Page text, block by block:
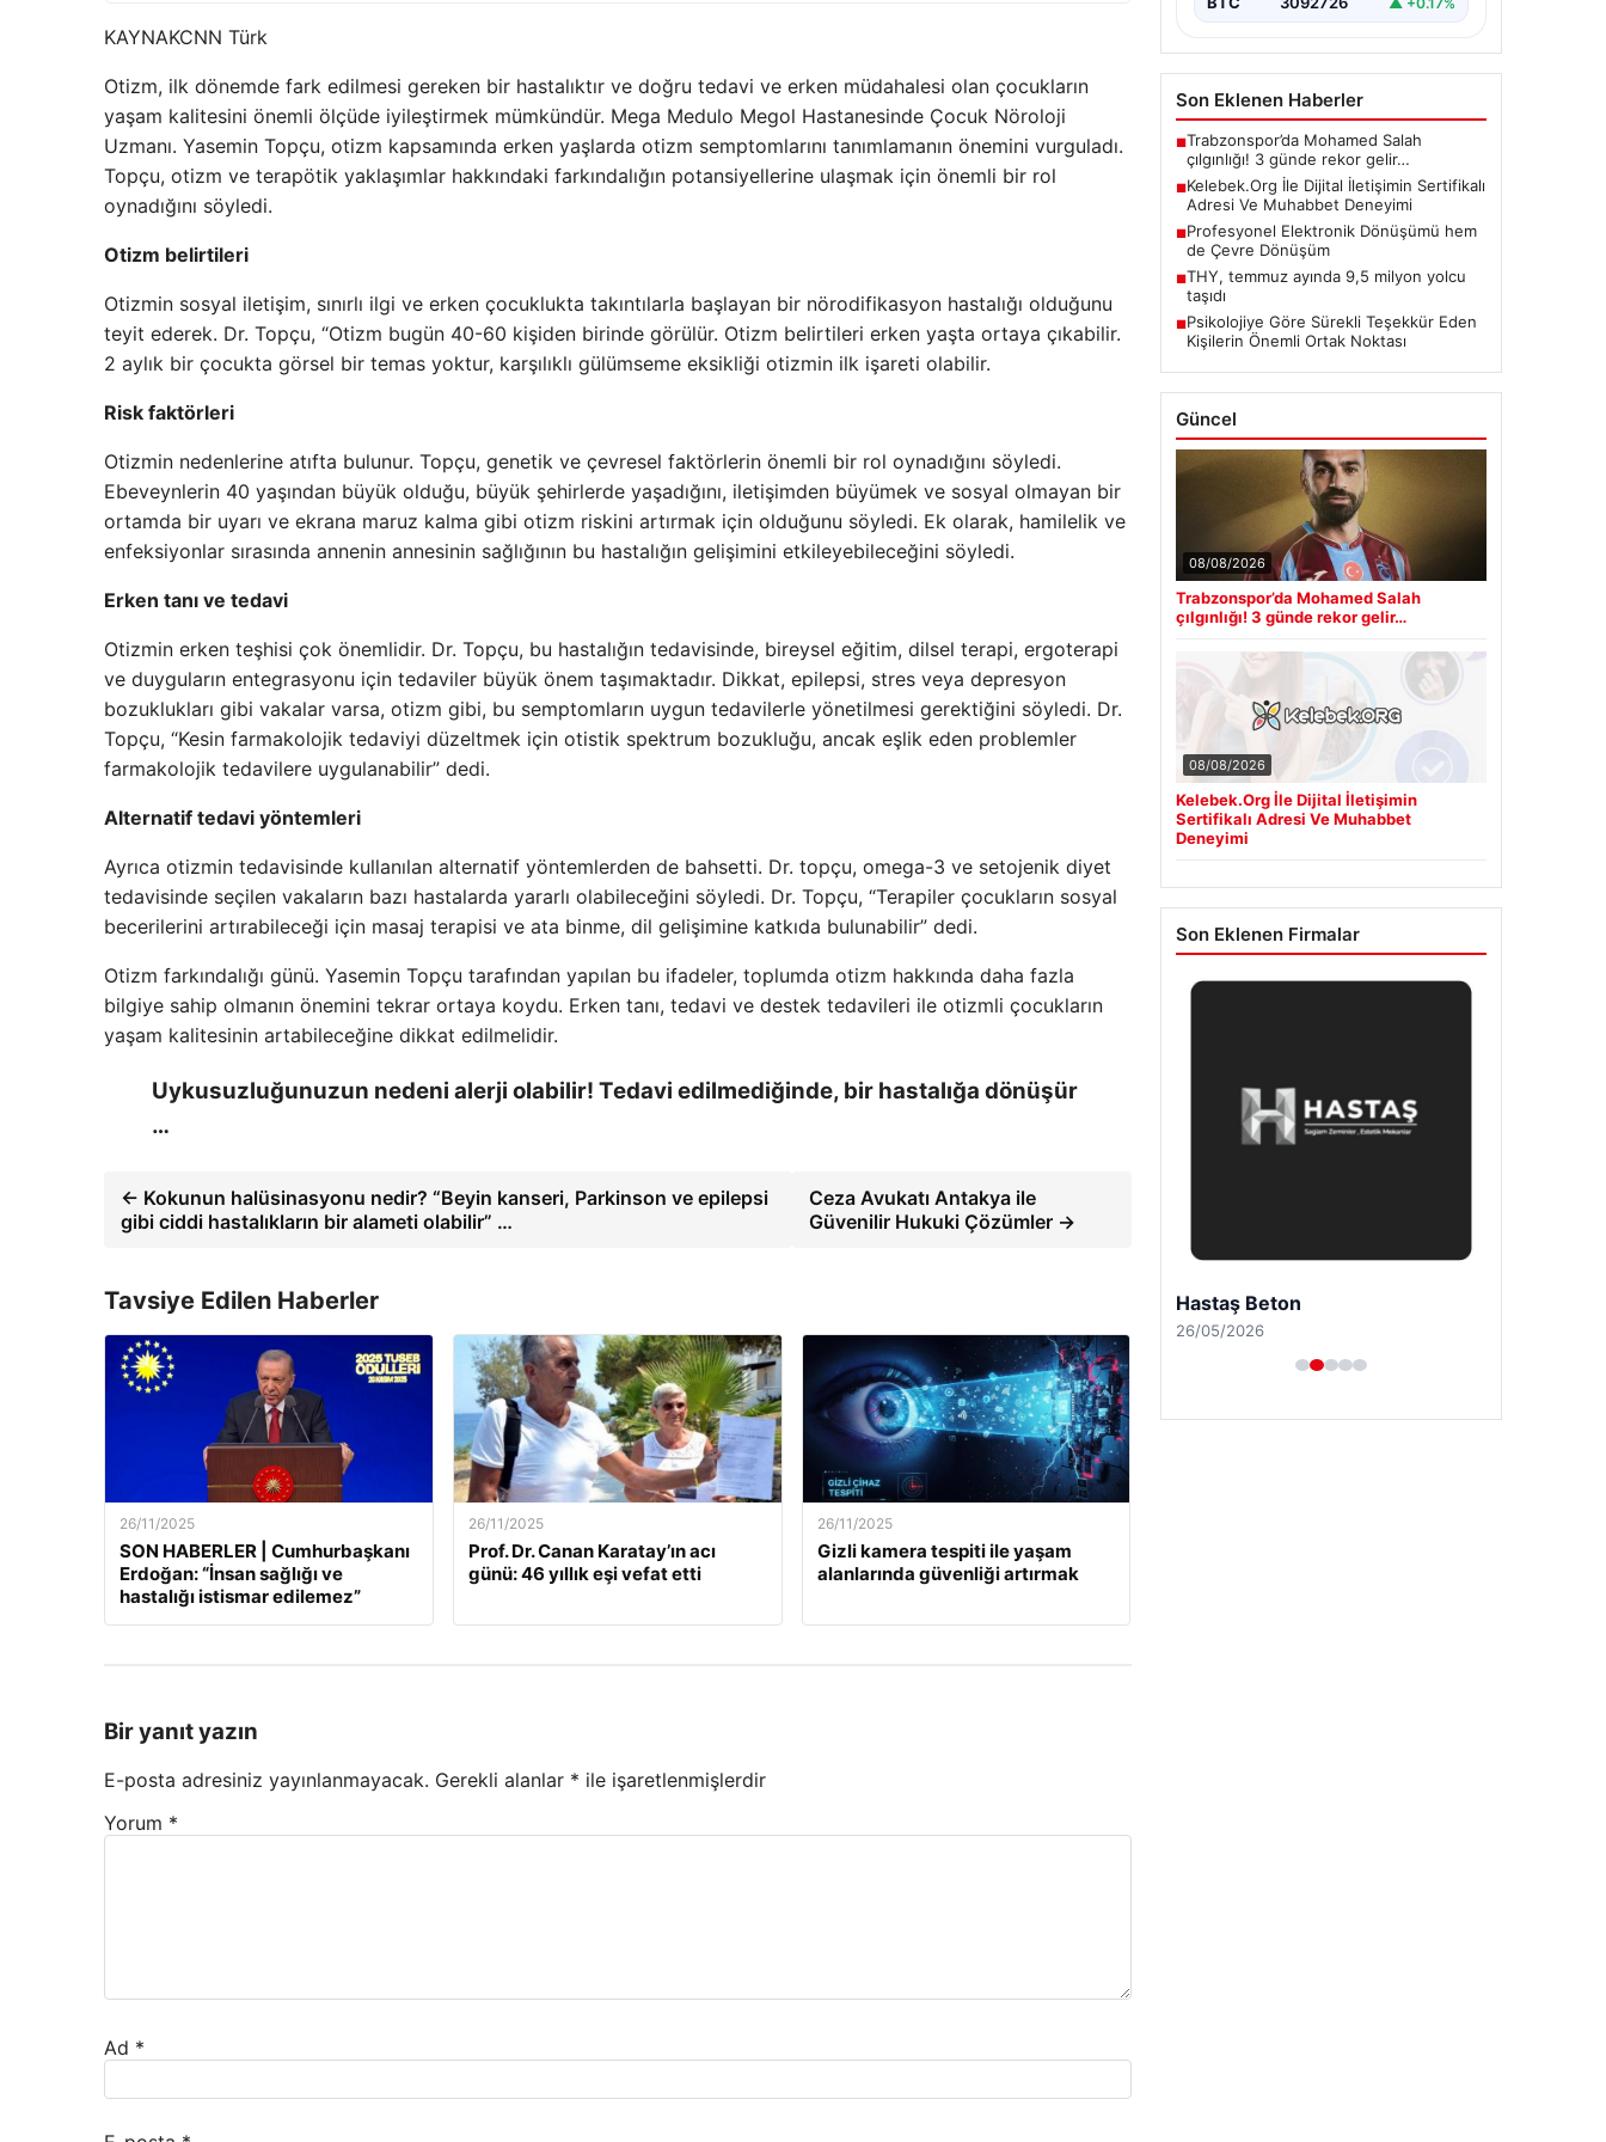
KAYNAKCNN Türk
Otizm, ilk dönemde fark edilmesi gereken bir hastalıktır ve doğru tedavi ve erken müdahalesi olan çocukların
yaşam kalitesini önemli ölçüde iyileştirmek mümkündür. Mega Medulo Megol Hastanesinde Çocuk Nöroloji
Uzmanı. Yasemin Topçu, otizm kapsamında erken yaşlarda otizm semptomlarını tanımlamanın önemini vurguladı.
Topçu, otizm ve terapötik yaklaşımlar hakkındaki farkındalığın potansiyellerine ulaşmak için önemli bir rol
oynadığını söyledi.
Otizm belirtileri
Otizmin sosyal iletişim, sınırlı ilgi ve erken çocuklukta takıntılarla başlayan bir nörodifikasyon hastalığı olduğunu
teyit ederek. Dr. Topçu, “Otizm bugün 40-60 kişiden birinde görülür. Otizm belirtileri erken yaşta ortaya çıkabilir.
2 aylık bir çocukta görsel bir temas yoktur, karşılıklı gülümseme eksikliği otizmin ilk işareti olabilir.
Risk faktörleri
Otizmin nedenlerine atıfta bulunur. Topçu, genetik ve çevresel faktörlerin önemli bir rol oynadığını söyledi.
Ebeveynlerin 40 yaşından büyük olduğu, büyük şehirlerde yaşadığını, iletişimden büyümek ve sosyal olmayan bir
ortamda bir uyarı ve ekrana maruz kalma gibi otizm riskini artırmak için olduğunu söyledi. Ek olarak, hamilelik ve
enfeksiyonlar sırasında annenin annesinin sağlığının bu hastalığın gelişimini etkileyebileceğini söyledi.
Erken tanı ve tedavi
Otizmin erken teşhisi çok önemlidir. Dr. Topçu, bu hastalığın tedavisinde, bireysel eğitim, dilsel terapi, ergoterapi
ve duyguların entegrasyonu için tedaviler büyük önem taşımaktadır. Dikkat, epilepsi, stres veya depresyon
bozuklukları gibi vakalar varsa, otizm gibi, bu semptomların uygun tedavilerle yönetilmesi gerektiğini söyledi. Dr.
Topçu, “Kesin farmakolojik tedaviyi düzeltmek için otistik spektrum bozukluğu, ancak eşlik eden problemler
farmakolojik tedavilere uygulanabilir” dedi.
Alternatif tedavi yöntemleri
Ayrıca otizmin tedavisinde kullanılan alternatif yöntemlerden de bahsetti. Dr. topçu, omega-3 ve setojenik diyet
tedavisinde seçilen vakaların bazı hastalarda yararlı olabileceğini söyledi. Dr. Topçu, “Terapiler çocukların sosyal
becerilerini artırabileceği için masaj terapisi ve ata binme, dil gelişimine katkıda bulunabilir” dedi.
Otizm farkındalığı günü. Yasemin Topçu tarafından yapılan bu ifadeler, toplumda otizm hakkında daha fazla
bilgiye sahip olmanın önemini tekrar ortaya koydu. Erken tanı, tedavi ve destek tedavileri ile otizmli çocukların
yaşam kalitesinin artabileceğine dikkat edilmelidir.
Uykusuzluğunuzun nedeni alerji olabilir! Tedavi edilmediğinde, bir hastalığa dönüşür
…
← Kokunun halüsinasyonu nedir? “Beyin kanseri, Parkinson ve epilepsi
gibi ciddi hastalıkların bir alameti olabilir” …
Ceza Avukatı Antakya ile
Güvenilir Hukuki Çözümler →
Tavsiye Edilen Haberler
26/11/2025
SON HABERLER | Cumhurbaşkanı
Erdoğan: “İnsan sağlığı ve
hastalığı istismar edilemez”
26/11/2025
Prof. Dr. Canan Karatay’ın acı
günü: 46 yıllık eşi vefat etti
26/11/2025
Gizli kamera tespiti ile yaşam
alanlarında güvenliği artırmak
Bir yanıt yazın
E-posta adresiniz yayınlanmayacak. Gerekli alanlar * ile işaretlenmişlerdir
Yorum *
Ad *
Son Eklenen Haberler
■Trabzonspor’da Mohamed Salah
çılgınlığı! 3 günde rekor gelir…
■Kelebek.Org İle Dijital İletişimin Sertifikalı
Adresi Ve Muhabbet Deneyimi
■Profesyonel Elektronik Dönüşümü hem
de Çevre Dönüşüm
■THY, temmuz ayında 9,5 milyon yolcu
taşıdı
■Psikolojiye Göre Sürekli Teşekkür Eden
Kişilerin Önemli Ortak Noktası
Güncel
08/08/2026
Trabzonspor’da Mohamed Salah
çılgınlığı! 3 günde rekor gelir…
08/08/2026
Kelebek.Org İle Dijital İletişimin
Sertifikalı Adresi Ve Muhabbet
Deneyimi
Son Eklenen Firmalar
Bulkoon Toptan Ayakkabı
03/05/2026